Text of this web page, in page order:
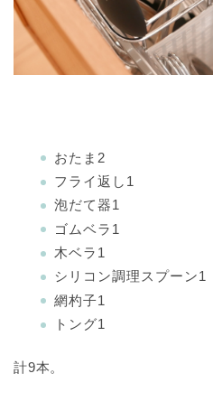
おたま2
フライ返し1
泡だて器1
ゴムベラ1
木ベラ1
シリコン調理スプーン1
網杓子1
トング1
計9本。